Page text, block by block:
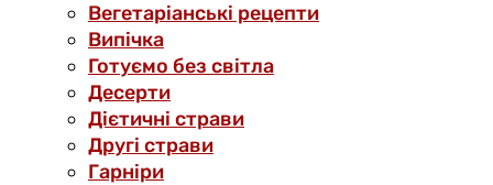
Вегетаріанські рецепти
Випічка
Готуємо без світла
Десерти
Дієтичні страви
Другі страви
Гарніри